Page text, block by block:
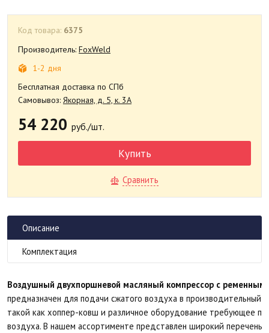
Код товара: 6375
Производитель: FoxWeld
1-2 дня
Бесплатная доставка по СПб
Самовывоз: Якорная, д. 5, к. 3А
54 220 руб./шт.
Купить
Сравнить
Описание
Комплектация
Воздушный двухпоршневой масляный компрессор с ременным
предназначен для подачи сжатого воздуха в производительный
такой как хоппер-ковш и различное оборудование требующее
воздуха. В нашем ассортименте представлен широкий перечень